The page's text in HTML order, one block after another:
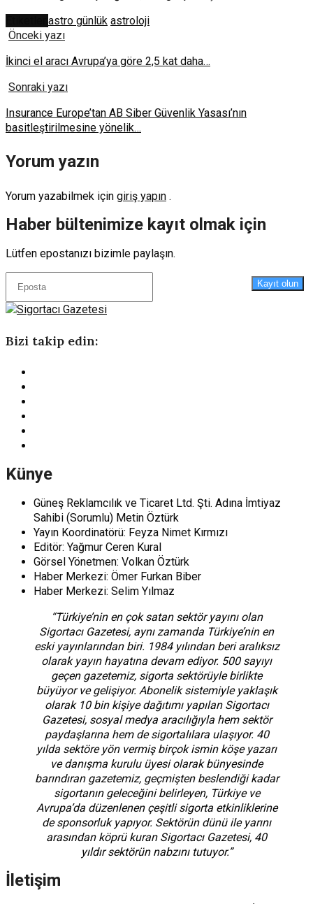
astro günlük astroloji
Önceki yazı
İkinci el aracı Avrupa’ya göre 2,5 kat daha…
Sonraki yazı
Insurance Europe’tan AB Siber Güvenlik Yasası’nın
basitleştirilmesine yönelik…
Yorum yazın
Yorum yazabilmek için giriş yapın .
Haber bültenimize kayıt olmak için
Lütfen epostanızı bizimle paylaşın.
Kayıt olun
Bizi takip edin:
Künye
Güneş Reklamcılık ve Ticaret Ltd. Şti. Adına İmtiyaz
Sahibi (Sorumlu) Metin Öztürk
Yayın Koordinatörü: Feyza Nimet Kırmızı
Editör: Yağmur Ceren Kural
Görsel Yönetmen: Volkan Öztürk
Haber Merkezi: Ömer Furkan Biber
Haber Merkezi: Selim Yılmaz
“Türkiye’nin en çok satan sektör yayını olan
Sigortacı Gazetesi, aynı zamanda Türkiye’nin en
eski yayınlarından biri. 1984 yılından beri aralıksız
olarak yayın hayatına devam ediyor. 500 sayıyı
geçen gazetemiz, sigorta sektörüyle birlikte
büyüyor ve gelişiyor. Abonelik sistemiyle yaklaşık
olarak 10 bin kişiye dağıtımı yapılan Sigortacı
Gazetesi, sosyal medya aracılığıyla hem sektör
paydaşlarına hem de sigortalılara ulaşıyor. 40
yılda sektöre yön vermiş birçok ismin köşe yazarı
ve danışma kurulu üyesi olarak bünyesinde
barındıran gazetemiz, geçmişten beslendiği kadar
sigortanın geleceğini belirleyen, Türkiye ve
Avrupa’da düzenlenen çeşitli sigorta etkinliklerine
de sponsorluk yapıyor. Sektörün dünü ile yarını
arasından köprü kuran Sigortacı Gazetesi, 40
yıldır sektörün nabzını tutuyor.”
İletişim